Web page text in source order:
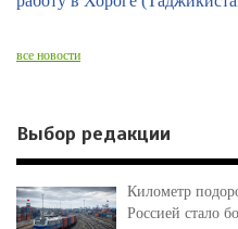
все новости
Выбор редакции
Километр
Россией стало